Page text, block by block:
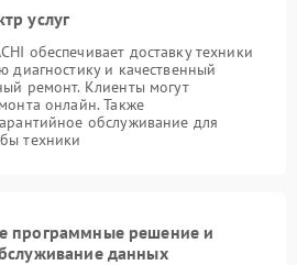
услуг
обеспечивает доставку техники
диагностику и качественный
ремонт. Клиенты могут
онлайн. Также
обслуживание для
техники
программные решение и
данных